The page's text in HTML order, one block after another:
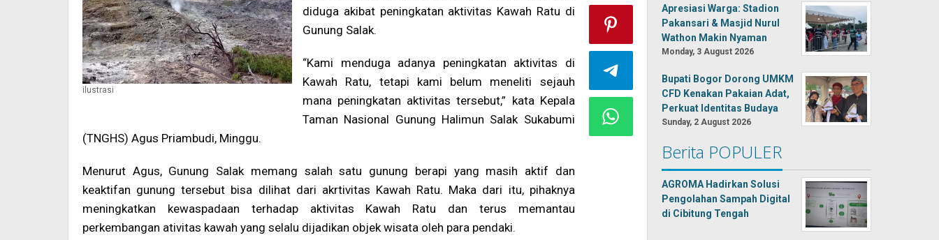
ilustrasi
diduga akibat peningkatan aktivitas Kawah Ratu di
Gunung Salak.
“Kami menduga adanya peningkatan aktivitas di
Kawah Ratu, tetapi kami belum meneliti sejauh
mana peningkatan aktivitas tersebut,” kata Kepala
Taman Nasional Gunung Halimun Salak Sukabumi
(TNGHS) Agus Priambudi, Minggu.
Menurut Agus, Gunung Salak memang salah satu gunung berapi yang masih aktif dan
keaktifan gunung tersebut bisa dilihat dari akrtivitas Kawah Ratu. Maka dari itu, pihaknya
meningkatkan kewaspadaan terhadap aktivitas Kawah Ratu dan terus memantau
perkembangan ativitas kawah yang selalu dijadikan objek wisata oleh para pendaki.
Apresiasi Warga: Stadion
Pakansari & Masjid Nurul
Wathon Makin Nyaman
Monday, 3 August 2026
Bupati Bogor Dorong UMKM
CFD Kenakan Pakaian Adat,
Perkuat Identitas Budaya
Sunday, 2 August 2026
Berita POPULER
AGROMA Hadirkan Solusi
Pengolahan Sampah Digital
di Cibitung Tengah